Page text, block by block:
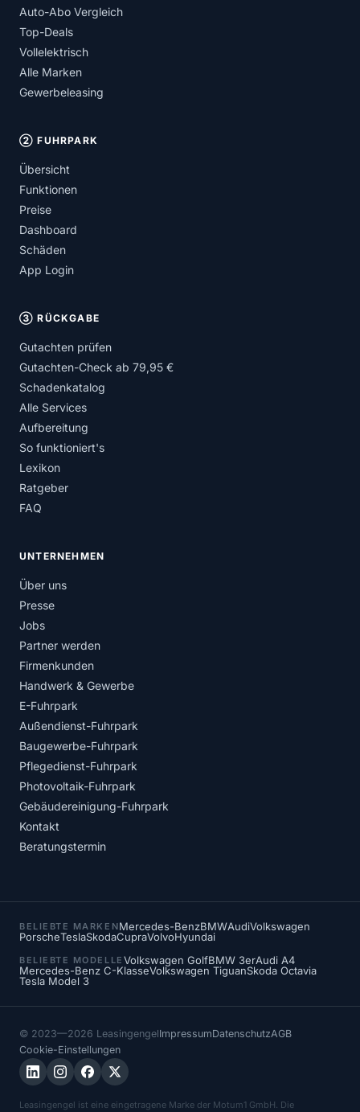
Auto-Abo Vergleich
Top-Deals
Vollelektrisch
Alle Marken
Gewerbeleasing
② FUHRPARK
Übersicht
Funktionen
Preise
Dashboard
Schäden
App Login
③ RÜCKGABE
Gutachten prüfen
Gutachten-Check ab 79,95 €
Schadenkatalog
Alle Services
Aufbereitung
So funktioniert's
Lexikon
Ratgeber
FAQ
UNTERNEHMEN
Über uns
Presse
Jobs
Partner werden
Firmenkunden
Handwerk & Gewerbe
E-Fuhrpark
Außendienst-Fuhrpark
Baugewerbe-Fuhrpark
Pflegedienst-Fuhrpark
Photovoltaik-Fuhrpark
Gebäudereinigung-Fuhrpark
Kontakt
Beratungstermin
BELIEBTE MARKENMercedes-BenzBMWAudiVolkswagen
PorscheTeslaSkodaCupraVolvoHyundai
BELIEBTE MODELLE Volkswagen GolfBMW 3erAudi A4
Mercedes-Benz C-KlasseVolkswagen TiguanSkoda Octavia
Tesla Model 3
© 2023—2026 LeasingengelImpressumDatenschutzAGB
Cookie-Einstellungen
Leasingengel ist eine eingetragene Marke der Motum1 GmbH. Die